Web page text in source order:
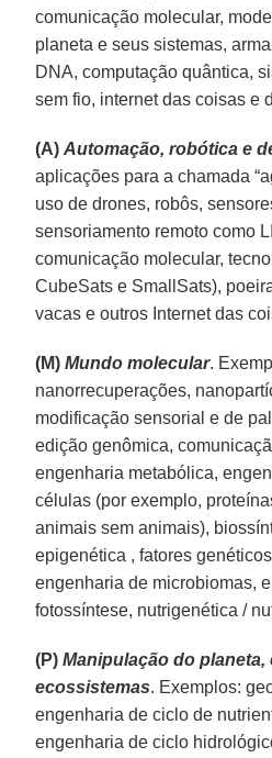
comunicação molecular,
planeta e seus sistemas,
DNA, computação quântica,
sem fio, internet das coisas e
(A)Automação, robótica e
aplicações para a chamada
uso de drones, robôs,
sensoriamento remoto como
comunicação molecular,
CubeSats e SmallSats),
vacas e outros Internet das
(M) Mundo molecular.
nanorrecuperações,
modificação sensorial e de
edição genômica,
engenharia metabólica,
células (por exemplo,
animais sem animais),
epigenética , fatores
engenharia de microbiomas,
fotossíntese, nutrigenética /
(P) Manipulação do planeta,
ecossistemas. Exemplos:
engenharia de ciclo de
engenharia de ciclo